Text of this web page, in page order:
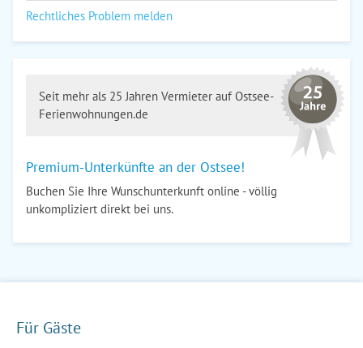
Rechtliches Problem melden
Seit mehr als 25 Jahren Vermieter auf Ostsee-
Ferienwohnungen.de
Premium-Unterkünfte an der Ostsee!
Buchen Sie Ihre Wunschunterkunft online - völlig
unkompliziert direkt bei uns.
Für Gäste